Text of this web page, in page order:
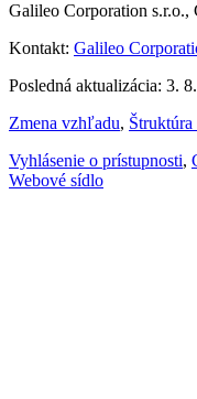
Galileo Corporation s.r.o.,
Kontakt: Galileo
Posledná aktualizácia: 3.
Zmena vzhľadu, Štruktúra
Vyhlásenie o prístupnosti,
Webové sídlo